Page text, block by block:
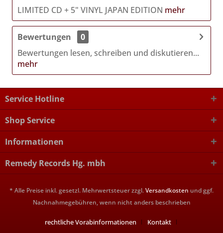
LIMITED CD + 5" VINYL JAPAN EDITION mehr
Bewertungen
0
Bewertungen lesen, schreiben und diskutieren...
mehr
Service Hotline
Shop Service
Informationen
Remedy Records Hg. mbh
* Alle Preise inkl. gesetzl. Mehrwertsteuer zzgl.Versandkosten und ggf.
Nachnahmegebühren, wenn nicht anders beschrieben
rechtliche Vorabinformationen Kontakt